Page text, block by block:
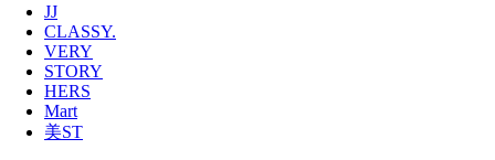
JJ
CLASSY.
VERY
STORY
HERS
Mart
美ST